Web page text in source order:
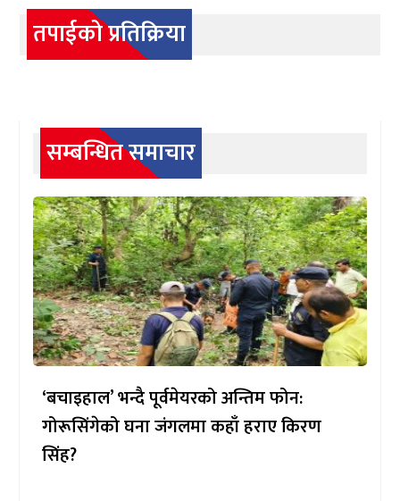
तपाईको प्रतिक्रिया
सम्बन्धित समाचार
‘बचाइहाल’ भन्दै पूर्वमेयरको अन्तिम फोन:
गोरूसिंगेको घना जंगलमा कहाँ हराए किरण
सिंह?